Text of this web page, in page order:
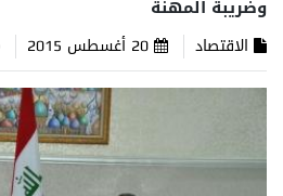
وضريبة المهنة
الاقتصاد